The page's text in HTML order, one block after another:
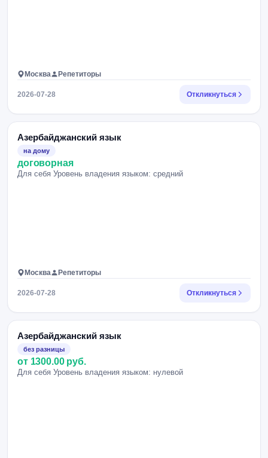
Москва Репетиторы
2026-07-28 Откликнуться
Азербайджанский язык
на дому
договорная
Для себя Уровень владения языком: средний
Москва Репетиторы
2026-07-28 Откликнуться
Азербайджанский язык
без разницы
от 1300.00 руб.
Для себя Уровень владения языком: нулевой